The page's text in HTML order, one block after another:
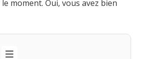
moment. Oui, vous avez bien